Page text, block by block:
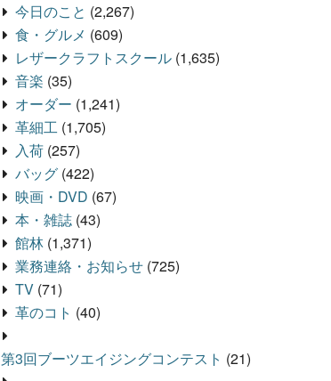
今日のこと (2,267)
食・グルメ (609)
レザークラフトスクール (1,635)
音楽 (35)
オーダー (1,241)
革細工 (1,705)
入荷 (257)
バッグ (422)
映画・DVD (67)
本・雑誌 (43)
館林 (1,371)
業務連絡・お知らせ (725)
TV (71)
革のコト (40)
第3回ブーツエイジングコンテスト (21)